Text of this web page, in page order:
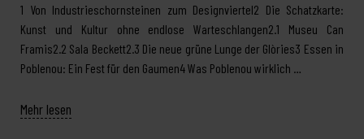
1 Von Industrieschornsteinen zum Designviertel2 Die Schatzkarte:
Kunst und Kultur ohne endlose Warteschlangen2.1 Museu Can
Framis2.2 Sala Beckett2.3 Die neue grüne Lunge der Glòries3 Essen in
Poblenou: Ein Fest für den Gaumen4 Was Poblenou wirklich …
Mehr lesen